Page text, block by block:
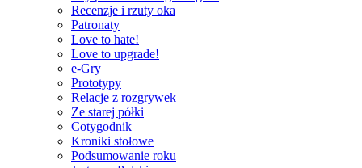
Recenzje i rzuty oka
Patronaty
Love to hate!
Love to upgrade!
e-Gry
Prototypy
Relacje z rozgrywek
Ze starej półki
Cotygodnik
Kroniki stołowe
Podsumowanie roku